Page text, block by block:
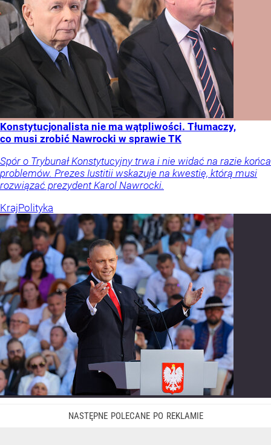
Konstytucjonalista nie ma wątpliwości. Tłumaczy,
co musi zrobić Nawrocki w sprawie TK
Spór o Trybunał Konstytucyjny trwa i nie widać na razie końca
problemów. Prezes Iustitii wskazuje na kwestię, którą musi
rozwiązać prezydent Karol Nawrocki.
KrajPolityka